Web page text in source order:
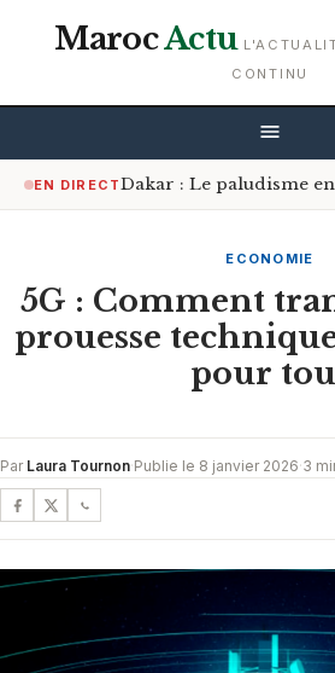
MarocActu
CONTINU
EN DIRECT
ECONOMIE
5G : Comment
prouesse
pour
Par Laura Tournon·Publie le 8 janvier 2026·3